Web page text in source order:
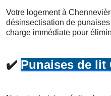
Votre logement à
désinsectisation de
charge immédiate pour
✔️ Punaises de lit